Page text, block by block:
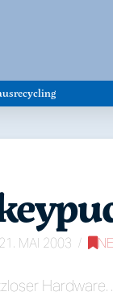
MAI 2003